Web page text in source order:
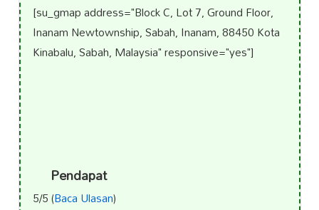
[su_gmap address="Block C, Lot 7, Ground Floor,
Inanam Newtownship, Sabah, Inanam, 88450 Kota
Kinabalu, Sabah, Malaysia" responsive="yes"]
Pendapat
5/5 (Baca Ulasan)